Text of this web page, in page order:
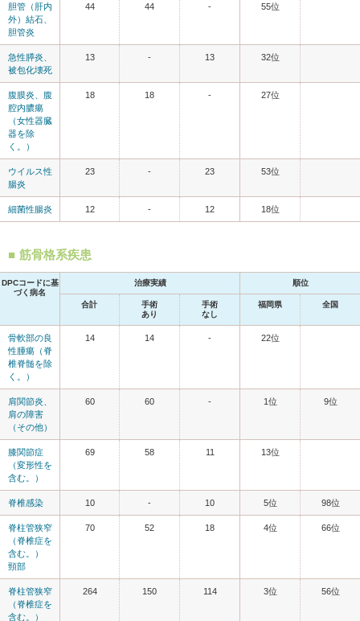
胆管（肝内
外）結石、
胆管炎
44 44 - 55位
急性膵炎、
被包化壊死
13 - 13 32位
腹膜炎、腹
腔内膿瘍
（女性器臓
器を除
く。）
18 18 - 27位
ウイルス性
腸炎
23 - 23 53位
細菌性腸炎 12 - 12 18位
筋骨格系疾患
DPCコードに基
づく病名
治療実績 順位
合計
手術
あり
手術
なし
福岡県 全国
骨軟部の良
性腫瘍（脊
椎脊髄を除
く。）
14 14 - 22位
肩関節炎、
肩の障害
（その他）
60 60 - 1位 9位
膝関節症
（変形性を
含む。）
69 58 11 13位
脊椎感染 10 - 10 5位 98位
脊柱管狭窄
（脊椎症を
含む。）
頸部
70 52 18 4位 66位
脊柱管狭窄
（脊椎症を
含む。）
264 150 114 3位 56位